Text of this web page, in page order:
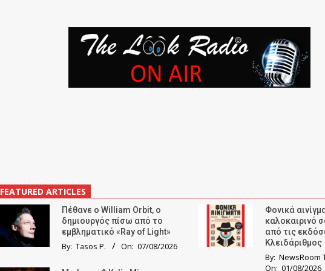
FEATURED ARTICLES
Πέθανε ο William Orbit, ο
δημιουργός πίσω από το
εμβληματικό «Ray of Light»
By: Tasos P. On: 07/08/2026
Φονικά
καλοκαιρινό
από τις
Κλειδάριθμος
By: NewsRoom
On: 01/08/2026